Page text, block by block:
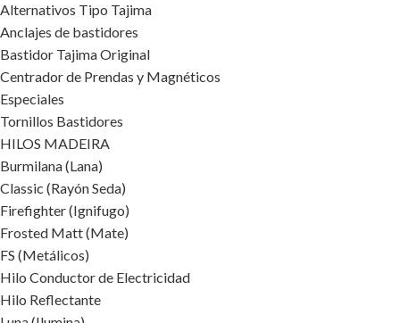
Alternativos Tipo Tajima
Anclajes de bastidores
Bastidor Tajima Original
Centrador de Prendas y Magnéticos
Especiales
Tornillos Bastidores
HILOS MADEIRA
Burmilana (Lana)
Classic (Rayón Seda)
Firefighter (Ignifugo)
Frosted Matt (Mate)
FS (Metálicos)
Hilo Conductor de Electricidad
Hilo Reflectante